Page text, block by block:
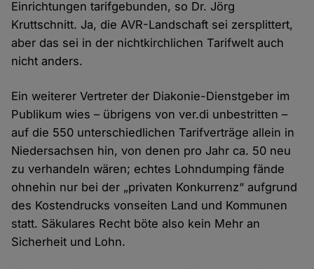
Einrichtungen tarifgebunden, so Dr. Jörg
Kruttschnitt. Ja, die AVR-Landschaft sei zersplittert,
aber das sei in der nichtkirchlichen Tarifwelt auch
nicht anders.
Ein weiterer Vertreter der Diakonie-Dienstgeber im
Publikum wies – übrigens von ver.di unbestritten –
auf die 550 unterschiedlichen Tarifverträge allein in
Niedersachsen hin, von denen pro Jahr ca. 50 neu
zu verhandeln wären; echtes Lohndumping fände
ohnehin nur bei der „privaten Konkurrenz“ aufgrund
des Kostendrucks vonseiten Land und Kommunen
statt. Säkulares Recht böte also kein Mehr an
Sicherheit und Lohn.